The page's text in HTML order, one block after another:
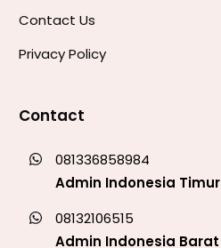
Contact Us
Privacy Policy
Contact
081336858984
Admin Indonesia Timur
08132106515
Admin Indonesia Barat